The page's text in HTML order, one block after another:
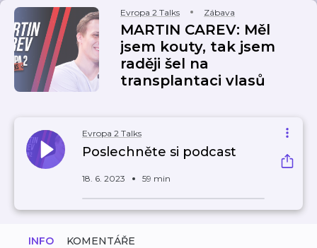
Evropa 2 Talks Zábava
MARTIN CAREV: Měl
jsem kouty, tak jsem
raději šel na
transplantaci vlasů
Evropa 2 Talks
Poslechněte si podcast
18. 6. 2023 59 min
INFO KOMENTÁŘE